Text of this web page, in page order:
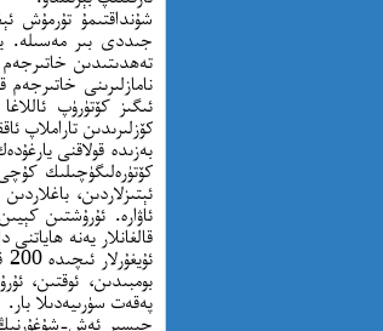
شۇنداقتىمۇ تۇرمۇش
جىددى بىر مەسىلە.
تەھدىتىدىن خاتىرجەم
نامازلىرىنى خاتىرجەم
ئىگىز كۆتۈرۈپ
كۆزلىرىدىن تاراملاپ
بەزىدە قولاقنى
كۆتۈرەلىگۈچىلىك
ئېتىزلاردىن،
ئاۋارە. ئۇرۇشتىن
قالغانلار يەنە ھاياتنى
بومبىدىن، ئوقتىن،
پەقەت سۈرىيەدىلا بار.